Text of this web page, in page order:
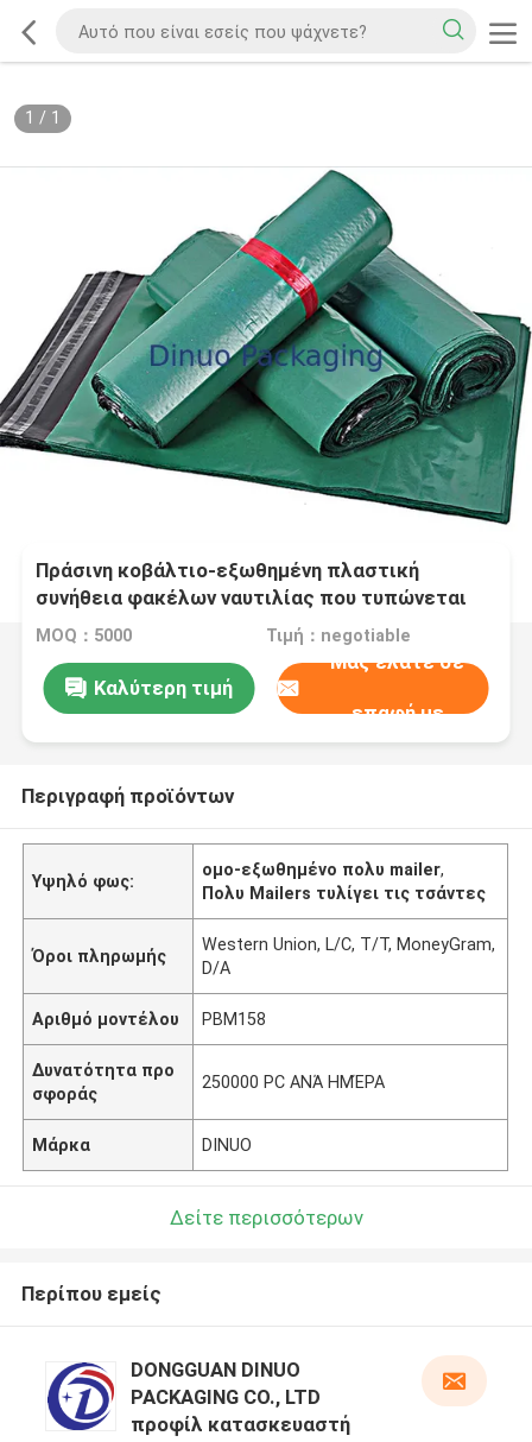
1 / 1
Πράσινη κοβάλτιο-εξωθημένη πλαστική
συνήθεια φακέλων ναυτιλίας που τυπώνεται
ελαφριά
MOQ：5000 Τιμή：negotiable
Καλύτερη τιμή
Μας ελάτε σε
επαφή με
Περιγραφή προϊόντων
Υψηλό φως:
ομο-εξωθημένο πολυ mailer,
Πολυ Mailers τυλίγει τις τσάντες
Όροι πληρωμής
Western Union, L/C, T/T, MoneyGram,
D/A
Αριθμό μοντέλου PBM158
Δυνατότητα προ
σφοράς
250000 PC ΑΝΆ ΗΜΈΡΑ
Μάρκα DINUO
Δείτε περισσότερων
Περίπου εμείς
DONGGUAN DINUO
PACKAGING CO., LTD
προφίλ κατασκευαστή